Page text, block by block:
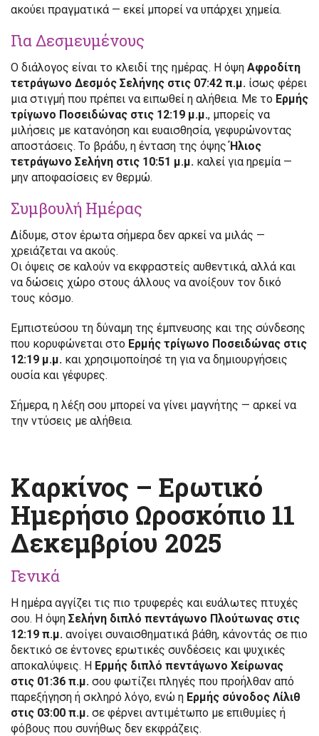
ακούει πραγματικά — εκεί μπορεί να υπάρχει χημεία.
Για Δεσμευμένους
Ο διάλογος είναι το κλειδί της ημέρας. Η όψη Αφροδίτη
τετράγωνο Δεσμός Σελήνης στις 07:42 π.μ. ίσως φέρει
μια στιγμή που πρέπει να ειπωθεί η αλήθεια. Με το Ερμής
τρίγωνο Ποσειδώνας στις 12:19 μ.μ., μπορείς να
μιλήσεις με κατανόηση και ευαισθησία, γεφυρώνοντας
αποστάσεις. Το βράδυ, η ένταση της όψηςΉλιος
τετράγωνο Σελήνη στις 10:51 μ.μ. καλεί για ηρεμία —
μην αποφασίσεις εν θερμώ.
Συμβουλή Ημέρας
Δίδυμε, στον έρωτα σήμερα δεν αρκεί να μιλάς —
χρειάζεται να ακούς.
Οι όψεις σε καλούν να εκφραστείς αυθεντικά, αλλά και
να δώσεις χώρο στους άλλους να ανοίξουν τον δικό
τους κόσμο.
Εμπιστεύσου τη δύναμη της έμπνευσης και της σύνδεσης
που κορυφώνεται στο Ερμής τρίγωνο Ποσειδώνας στις
12:19 μ.μ. και χρησιμοποίησέ τη για να δημιουργήσεις
ουσία και γέφυρες.
Σήμερα, η λέξη σου μπορεί να γίνει μαγνήτης — αρκεί να
την ντύσεις με αλήθεια.
Καρκίνος – Ερωτικό
Ημερήσιο Ωροσκόπιο 11
Δεκεμβρίου 2025
Γενικά
Η ημέρα αγγίζει τις πιο τρυφερές και ευάλωτες πτυχές
σου. Η όψη Σελήνη διπλό πεντάγωνο Πλούτωνας στις
12:19 π.μ. ανοίγει συναισθηματικά βάθη, κάνοντάς σε πιο
δεκτικό σε έντονες ερωτικές συνδέσεις και ψυχικές
αποκαλύψεις. Η Ερμής διπλό πεντάγωνο Χείρωνας
στις 01:36 π.μ. σου φωτίζει πληγές που προήλθαν από
παρεξήγηση ή σκληρό λόγο, ενώ η Ερμής σύνοδος Λίλιθ
στις 03:00 π.μ. σε φέρνει αντιμέτωπο με επιθυμίες ή
φόβους που συνήθως δεν εκφράζεις.